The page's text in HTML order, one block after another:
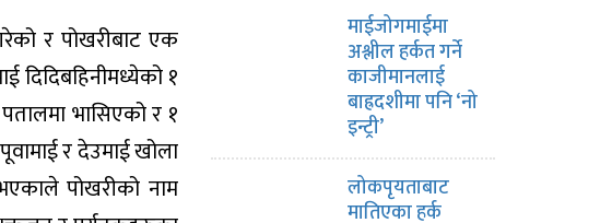
र पोखरीबाट एक
दिदिबहिनीमध्येको १
भासिएको र १
र देउमाई खोला
पोखरीको नाम
माईजोगमाईमा
अश्लील हर्कत गर्ने
काजीमानलाई
बाह्रदशीमा पनि ‘नो
इन्ट्री’
लोकपृयताबाट
मातिएका हर्क